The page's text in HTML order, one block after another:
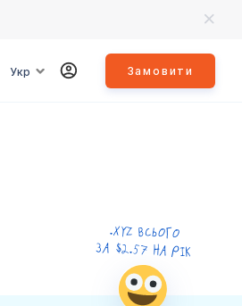
Укр Замовити
.XYZ ВСЬОГО
ЗА $2.57 НА РІК